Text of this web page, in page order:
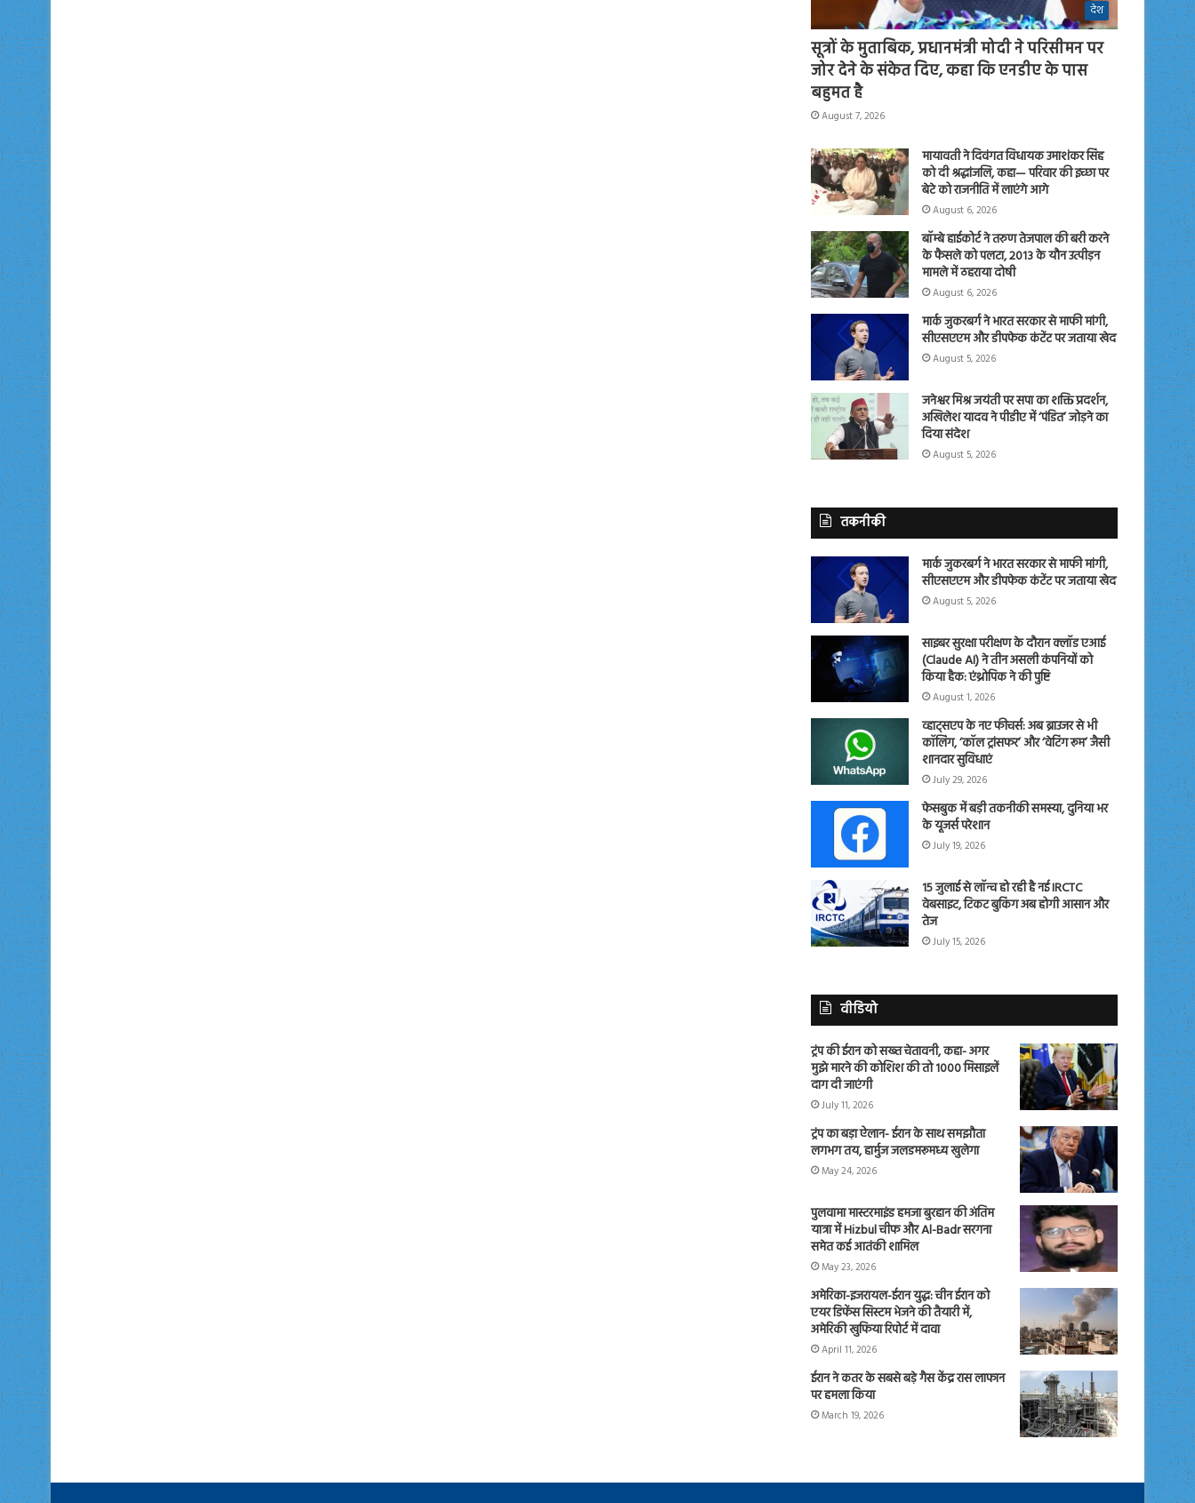
देश
सूत्रों के मुताबिक, प्रधानमंत्री मोदी ने परिसीमन पर
जोर देने के संकेत दिए, कहा कि एनडीए के पास
बहुमत है
August 7, 2026
मायावती ने दिवंगत विधायक उमाशंकर सिंह
को दी श्रद्धांजलि, कहा— परिवार की इच्छा पर
बेटे को राजनीति में लाएंगे आगे
August 6, 2026
बॉम्बे हाईकोर्ट ने तरुण तेजपाल की बरी करने
के फैसले को पलटा, 2013 के यौन उत्पीड़न
मामले में ठहराया दोषी
August 6, 2026
मार्क जुकरबर्ग ने भारत सरकार से माफी मांगी,
सीएसएएम और डीपफेक कंटेंट पर जताया खेद
August 5, 2026
जनेश्वर मिश्र जयंती पर सपा का शक्ति प्रदर्शन,
अखिलेश यादव ने पीडीए में ‘पंडित’ जोड़ने का
दिया संदेश
August 5, 2026
तकनीकी
मार्क जुकरबर्ग ने भारत सरकार से माफी मांगी,
सीएसएएम और डीपफेक कंटेंट पर जताया खेद
August 5, 2026
साइबर सुरक्षा परीक्षण के दौरान क्लॉड एआई
(Claude AI) ने तीन असली कंपनियों को
किया हैक: एंथ्रोपिक ने की पुष्टि
August 1, 2026
व्हाट्सएप के नए फीचर्स: अब ब्राउजर से भी
कॉलिंग, ‘कॉल ट्रांसफर’ और ‘वेटिंग रूम’ जैसी
शानदार सुविधाएं
July 29, 2026
फेसबुक में बड़ी तकनीकी समस्या, दुनिया भर
के यूजर्स परेशान
July 19, 2026
15 जुलाई से लॉन्च हो रही है नई IRCTC
वेबसाइट, टिकट बुकिंग अब होगी आसान और
तेज
July 15, 2026
वीडियो
ट्रंप की ईरान को सख्त चेतावनी, कहा- अगर
मुझे मारने की कोशिश की तो 1000 मिसाइलें
दाग दी जाएंगी
July 11, 2026
ट्रंप का बड़ा ऐलान- ईरान के साथ समझौता
लगभग तय, हार्मुज जलडमरूमध्य खुलेगा
May 24, 2026
पुलवामा मास्टरमाइंड हमजा बुरहान की अंतिम
यात्रा में Hizbul चीफ और Al-Badr सरगना
समेत कई आतंकी शामिल
May 23, 2026
अमेरिका-इजरायल-ईरान युद्ध: चीन ईरान को
एयर डिफेंस सिस्टम भेजने की तैयारी में,
अमेरिकी खुफिया रिपोर्ट में दावा
April 11, 2026
ईरान ने कतर के सबसे बड़े गैस केंद्र रास लाफान
पर हमला किया
March 19, 2026